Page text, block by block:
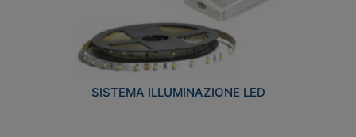
SISTEMA ILLUMINAZIONE LED